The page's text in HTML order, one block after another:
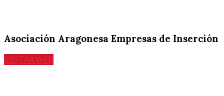
Asociación Aragonesa Empresas de Inserción
VISITAR WEB